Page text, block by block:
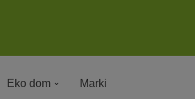
Eko dom Marki